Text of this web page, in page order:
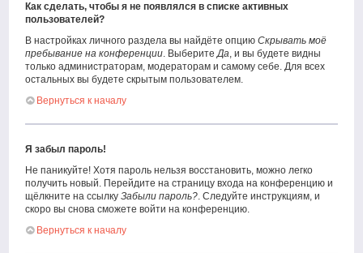
Как сделать, чтобы я не появлялся в списке активных
пользователей?
В настройках личного раздела вы найдёте опциюСкрывать моё
пребывание на конференции. ВыберитеДа, и вы будете видны
только администраторам, модераторам и самому себе. Для всех
остальных вы будете скрытым пользователем.
Вернуться к началу
Я забыл пароль!
Не паникуйте! Хотя пароль нельзя восстановить, можно легко
получить новый. Перейдите на страницу входа на конференцию и
щёлкните на ссылкуЗабыли пароль?. Следуйте инструкциям, и
скоро вы снова сможете войти на конференцию.
Вернуться к началу